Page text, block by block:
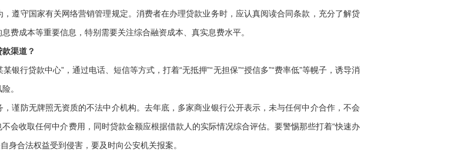
守国家有关网络营销管理规定。消费者在办理贷款业务时，应认真阅读合同条款，充分了解贷
费成本等重要信息，特别需要关注综合融资成本、真实息费水平。
渠道？
行贷款中心”，通过电话、短信等方式，打着“无抵押”“无担保”“授信多”“费率低”等幌子，诱导消
。
防无牌照无资质的不法中介机构。去年底，多家商业银行公开表示，未与任何中介合作，不会
会收取任何中介费用，同时贷款金额应根据借款人的实际情况综合评估。要警惕那些打着“快速办
身合法权益受到侵害，要及时向公安机关报案。